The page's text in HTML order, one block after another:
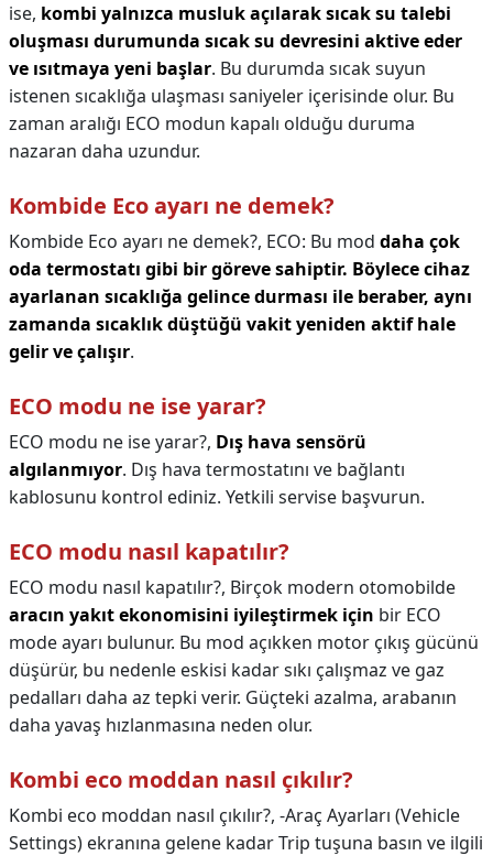
ise, kombi yalnızca musluk açılarak sıcak su talebi
oluşması durumunda sıcak su devresini aktive eder
ve ısıtmaya yeni başlar. Bu durumda sıcak suyun
istenen sıcaklığa ulaşması saniyeler içerisinde olur. Bu
zaman aralığı ECO modun kapalı olduğu duruma
nazaran daha uzundur.
Kombide Eco ayarı ne demek?
Kombide Eco ayarı ne demek?, ECO: Bu mod daha çok
oda termostatı gibi bir göreve sahiptir. Böylece cihaz
ayarlanan sıcaklığa gelince durması ile beraber, aynı
zamanda sıcaklık düştüğü vakit yeniden aktif hale
gelir ve çalışır.
ECO modu ne ise yarar?
ECO modu ne ise yarar?, Dış hava sensörü
algılanmıyor. Dış hava termostatını ve bağlantı
kablosunu kontrol ediniz. Yetkili servise başvurun.
ECO modu nasıl kapatılır?
ECO modu nasıl kapatılır?, Birçok modern otomobilde
aracın yakıt ekonomisini iyileştirmek için bir ECO
mode ayarı bulunur. Bu mod açıkken motor çıkış gücünü
düşürür, bu nedenle eskisi kadar sıkı çalışmaz ve gaz
pedalları daha az tepki verir. Güçteki azalma, arabanın
daha yavaş hızlanmasına neden olur.
Kombi eco moddan nasıl çıkılır?
Kombi eco moddan nasıl çıkılır?, -Araç Ayarları (Vehicle
Settings) ekranına gelene kadar Trip tuşuna basın ve ilgili